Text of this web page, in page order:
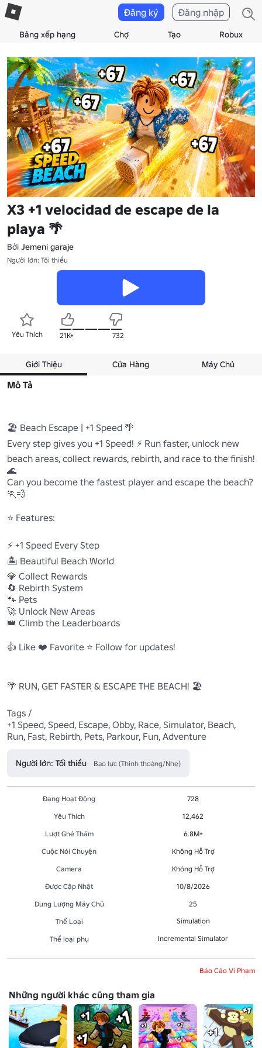
Bảng xếp hạng Chợ Tạo Robux
Đăng ký Đăng nhập
X3 +1 velocidad de escape de la
playa 🌴
Bởi Jemeni garaje
Người lớn: Tối thiểu
Yêu Thích 21K+ 732
Giới Thiệu Cửa Hàng Máy Chủ
Mô Tả
🏖️ Beach Escape | +1 Speed 🌴
Every step gives you +1 Speed! ⚡ Run faster, unlock new
beach areas, collect rewards, rebirth, and race to the finish!
🌊
Can you become the fastest player and escape the beach?
🏃💨
⭐ Features:
⚡ +1 Speed Every Step
🏝️ Beautiful Beach World
💎 Collect Rewards
🔄 Rebirth System
🐾 Pets
🚀 Unlock New Areas
👑 Climb the Leaderboards
👍 Like ❤️ Favorite ⭐ Follow for updates!
🌴 RUN, GET FASTER & ESCAPE THE BEACH! 🏖️
Tags /
+1 Speed, Speed, Escape, Obby, Race, Simulator, Beach,
Run, Fast, Rebirth, Pets, Parkour, Fun, Adventure
Người lớn: Tối thiểu Bạo lực (Thỉnh thoảng/Nhẹ)
Đang Hoạt Động
728
Yêu Thích
12,462
Lượt Ghé Thăm
6.8M+
Cuộc Nói Chuyện
Không Hỗ Trợ
Camera
Không Hỗ Trợ
Được Cập Nhật
10/8/2026
Dung Lượng Máy Chủ
25
Thể Loại
Simulation
Thể loại phụ Incremental Simulator
Báo Cáo Vi Phạm
Những người khác cũng tham gia